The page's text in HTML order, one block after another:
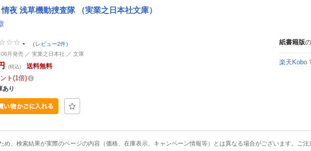
情夜 浅草機動捜査隊 （実業之日本社文庫）
- （ レビュー2件）
月発売 ／ 実業之日本社 ／ 文庫
(税込)
送料無料
ト 1倍
あり
紙書籍版
楽天Kobo
、検索結果が実際のページの内容（価格、在庫表示、キャンペーン情報等）とは異なる場合がございます。ご注